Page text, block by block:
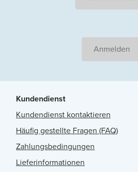
Anmelden
Kundendienst
Kundendienst kontaktieren
Häufig gestellte Fragen (FAQ)
Zahlungsbedingungen
Lieferinformationen